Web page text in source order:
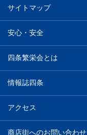
サイトマップ
安心・安全
四条繁栄会とは
情報誌四条
アクセス
商店街へのお問い合わせ